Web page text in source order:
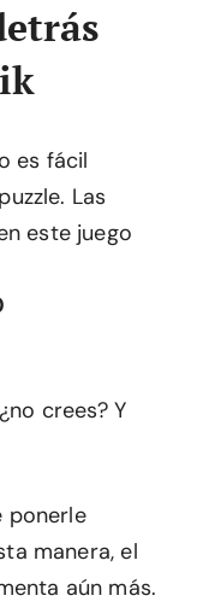
es fácil
Las
este juego
crees? Y
ponerle
manera, el
aún más.